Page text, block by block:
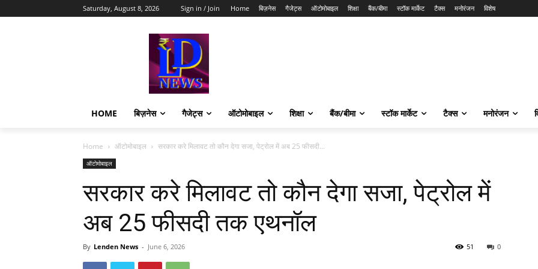
Saturday, August 8, 2026 Sign in / Join Home बिज़नेस गैजेट्स ऑटोमोबाइल शिक्षा बैंक/बीमा स्टॉक मार्केट टैक्स मनोरंजन विशेष
HOME बिज़नेस गैजेट्स ऑटोमोबाइल शिक्षा बैंक/बीमा स्टॉक मार्केट टैक्स मनोरंजन
Home ऑटोमोबाइल सरकार करे मिलावट तो कौन देगा सजा, पेट्रोल में अब 25 फीसदी...
ऑटोमोबाइल
सरकार करे मिलावट तो कौन देगा सजा, पेट्रोल में
अब 25 फीसदी तक एथनॉल
By Lenden News - June 6, 2026 0
51